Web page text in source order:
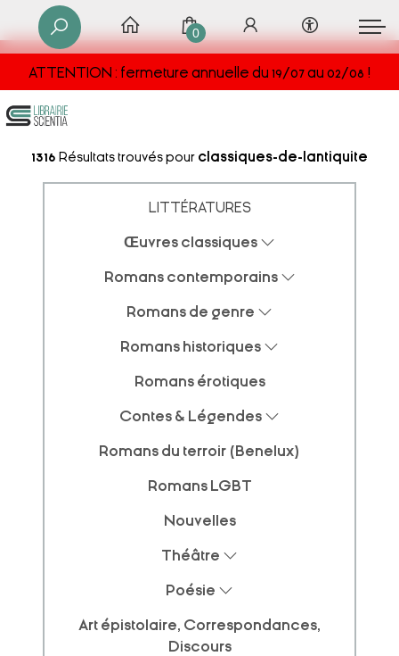
ATTENTION : fermeture annuelle du 19/07 au 02/08 !
0
1316 Résultats trouvés pour classiques-de-lantiquite
LITTÉRATURES
Œuvres classiques
Romans contemporains
Romans de genre
Romans historiques
Romans érotiques
Contes & Légendes
Romans du terroir (Benelux)
Romans LGBT
Nouvelles
Théâtre
Poésie
Art épistolaire, Correspondances,
Discours